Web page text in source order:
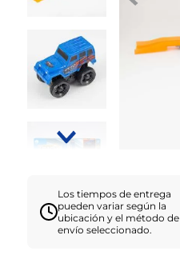
Los tiempos de entrega
pueden variar según la
ubicación y el método de
envío seleccionado.